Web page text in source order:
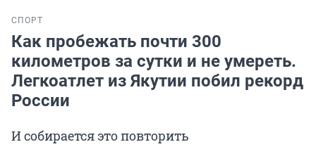
СПОРТ
Как пробежать почти 300
километров за сутки и не умереть.
Легкоатлет из Якутии побил рекорд
России
И собирается это повторить